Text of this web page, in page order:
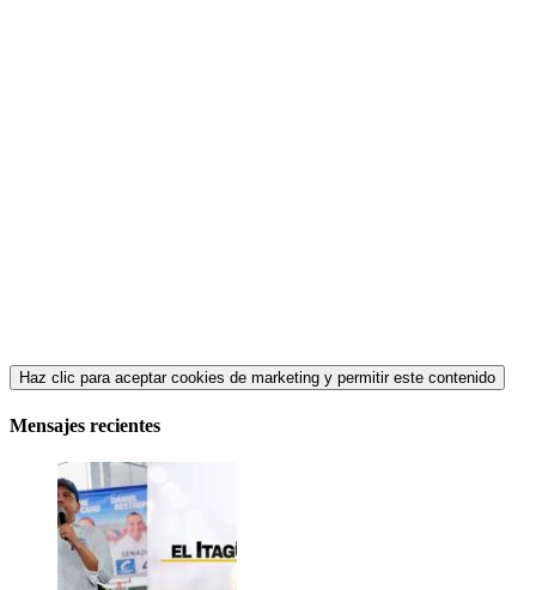
Haz clic para aceptar cookies de marketing y permitir este contenido
Mensajes recientes